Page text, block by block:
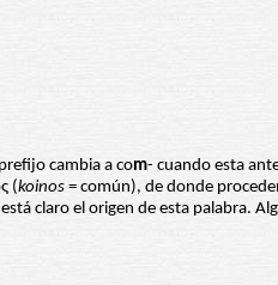
cambia a com- cuando esta
(koinos = común), de donde
claro el origen de esta palabra.